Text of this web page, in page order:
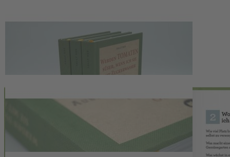
Gemüse, dem passenden Ort und Zeitpunkt und grundlegenden
Handgriffen erfahren Sie auch, wie man einen Komposthaufen
anlegt, wie Sie mit Schädlingen umgehen oder wie Sie nachhaltig
düngen. Ein locker geschriebenes Gartenbuch voller Tipps und
Hinweise für klimafreundliches Gärtnern.
- Gartentipps für klimafreundliches, ökologisches Gärtnern
- Praxisnah und ohne Umschweife: Handfeste Einweisung in den
ökologischen Gemüseanbau
- Hilfreiche Antworten auf Fragen rund um den Eigenanbau von
- Klimafreundlich Gärtnern im Topf, Kleingarten, Blumenkasten
oder Balkongarten
- Für Einsteiger und Wissbegierige auf der Suche nach Ideen fürs